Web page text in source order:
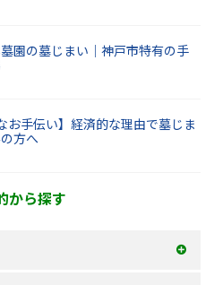
園の墓じまい｜神戸市特有の手
お手伝い】経済的な理由で墓じま
方へ
から探す